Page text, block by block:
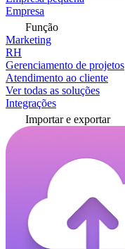
Empresa
Função
Marketing
RH
Gerenciamento de projetos
Atendimento ao cliente
Ver todas as soluções
Integrações
Importar e exportar